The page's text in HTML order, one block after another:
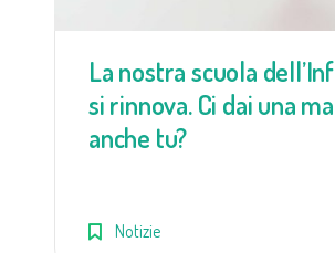
La nostra scuola
si rinnova. Ci dai una
anche tu?
Notizie